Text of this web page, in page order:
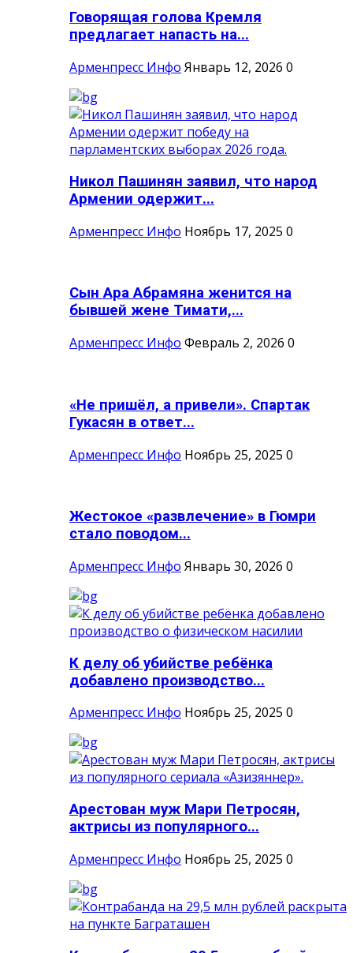
Говорящая голова Кремля
предлагает напасть на...
Арменпресс Инфо Январь 12, 2026 0
Никол Пашинян заявил, что народ
Армении одержит...
Арменпресс Инфо Ноябрь 17, 2025 0
Сын Ара Абрамяна женится на
бывшей жене Тимати,...
Арменпресс Инфо Февраль 2, 2026 0
«Не пришёл, а привели». Спартак
Гукасян в ответ...
Арменпресс Инфо Ноябрь 25, 2025 0
Жестокое «развлечение» в Гюмри
стало поводом...
Арменпресс Инфо Январь 30, 2026 0
К делу об убийстве ребёнка
добавлено производство...
Арменпресс Инфо Ноябрь 25, 2025 0
Арестован муж Мари Петросян,
актрисы из популярного...
Арменпресс Инфо Ноябрь 25, 2025 0